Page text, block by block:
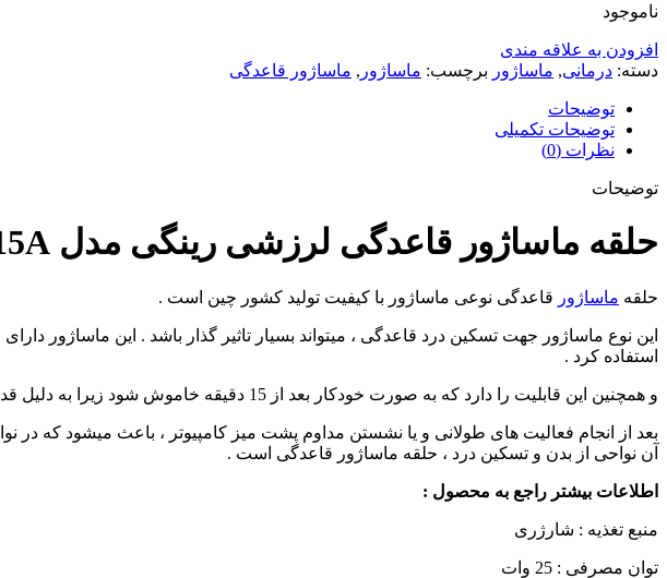
ناموجود
افزودن به علاقه مندی
دسته: درمانی, ماساژور برچسب: ماساژور , ماساژور قاعدگی
توضیحات
توضیحات تکمیلی
نظرات (0)
توضیحات
حلقه ماساژور قاعدگی لرزشی رینگی مدل J15A
حلقه ماساژور قاعدگی نوعی ماساژور با کیفیت تولید کشور چین است .
این نوع ماساژور جهت تسکین درد قاعدگی ، میتواند بسیار تاثیر گذار باشد . این
استفاده کرد .
و همچنین این قابلیت را دارد که به صورت خودکار بعد از 15 دقیقه خاموش شود زیرا به دلیل قدرت بالای ابن ماساژور ، ممکن است استفاده از آن بیش از 15 دقیقه برای بدن مضر باشد .
بعد از انجام فعالیت های طولانی و یا نشستن مداوم پشت میز کامپیوتر ، باعث میشود که
آن نواحی از بدن و تسکین درد ، حلقه ماساژور قاعدگی است .
اطلاعات بیشتر راجع به محصول :
منبع تغذیه : شارژری
توان مصرفی : 25 وات